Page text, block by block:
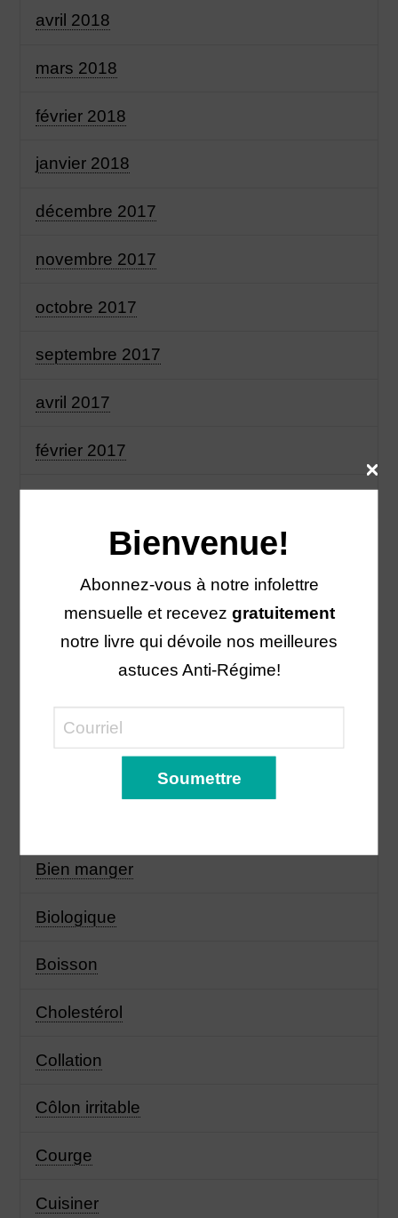
avril 2018
mars 2018
février 2018
janvier 2018
décembre 2017
novembre 2017
octobre 2017
septembre 2017
avril 2017
février 2017
Catégories
Anti-régime
Assiette
Bien manger
Biologique
Boisson
Cholestérol
Collation
Côlon irritable
Courge
Cuisiner
Bienvenue!
Abonnez-vous à notre infolettre
mensuelle et recevez gratuitement
notre livre qui dévoile nos meilleures
astuces Anti-Régime!